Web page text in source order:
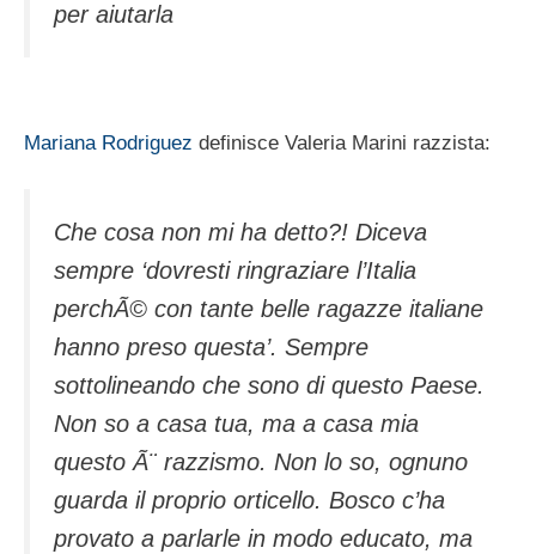
per aiutarla
Mariana Rodriguez definisce Valeria Marini razzista:
Che cosa non mi ha detto?! Diceva
sempre ‘dovresti ringraziare l’Italia
perchÃ© con tante belle ragazze italiane
hanno preso questa’. Sempre
sottolineando che sono di questo Paese.
Non so a casa tua, ma a casa mia
questo Ã¨ razzismo. Non lo so, ognuno
guarda il proprio orticello. Bosco c’ha
provato a parlarle in modo educato, ma